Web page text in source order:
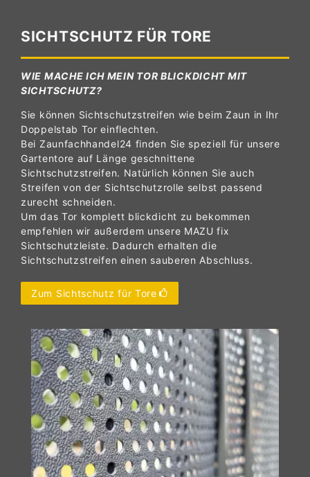
SICHTSCHUTZ FÜR TORE
WIE MACHE ICH MEIN TOR BLICKDICHT MIT
SICHTSCHUTZ?
Sie können Sichtschutzstreifen wie beim Zaun in Ihr
Doppelstab Tor einflechten.
Bei Zaunfachhandel24 finden Sie speziell für unsere
Gartentore auf Länge geschnittene
Sichtschutzstreifen. Natürlich können Sie auch
Streifen von der Sichtschutzrolle selbst passend
zurecht schneiden.
Um das Tor komplett blickdicht zu bekommen
empfehlen wir außerdem unsere MAZU fix
Sichtschutzleiste. Dadurch erhalten die
Sichtschutzstreifen einen sauberen Abschluss.
Zum Sichtschutz für Tore